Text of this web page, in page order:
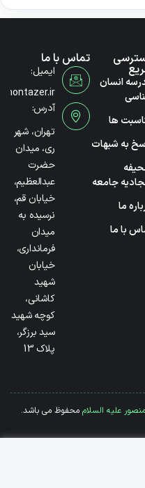
انسان
ها
به شبهات
جامعه
ما
با ما
تماس با ما
ایمیل:
آدرس:
تهران، شهر
ری، میدان
حضرت
عبدالعظیم،
خیابان قم،
نرسیده به
میدان
فرمانداری،
خیابان
شهید
کاشانی،
کوچه شهید
سید برزگر،
پلاک 13
علیه السلاممحفوظ می باشد.